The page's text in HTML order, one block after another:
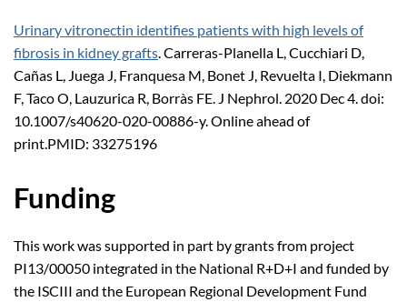
Urinary vitronectin identifies patients with high levels of
fibrosis in kidney grafts. Carreras-Planella L, Cucchiari D,
Cañas L, Juega J, Franquesa M, Bonet J, Revuelta I, Diekmann
F, Taco O, Lauzurica R, Borràs FE. J Nephrol. 2020 Dec 4. doi:
10.1007/s40620-020-00886-y. Online ahead of
print.PMID: 33275196
Funding
This work was supported in part by grants from project
PI13/00050 integrated in the National R+D+I and funded by
the ISCIII and the European Regional Development Fund